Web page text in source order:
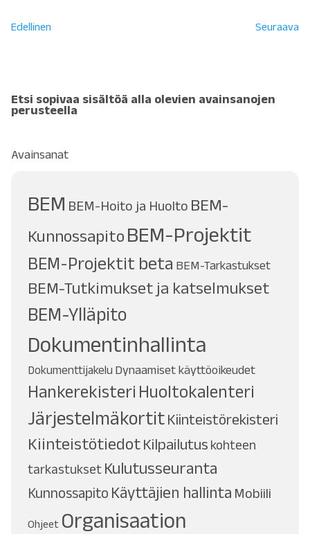
Post
Edellinen Seuraava
Etsi sopivaa sisältöä alla olevien avainsanojen
perusteella
Avainsanat
BEM BEM-Hoito ja Huolto BEM-
Kunnossapito BEM-Projektit
BEM-Projektit beta BEM-Tarkastukset
BEM-Tutkimukset ja katselmukset
BEM-Ylläpito
Dokumentinhallinta
Dokumenttijakelu Dynaamiset käyttöoikeudet
Hankerekisteri Huoltokalenteri
Järjestelmäkortit Kiinteistörekisteri
Kiinteistötiedot Kilpailutus kohteen
tarkastukset Kulutusseuranta
Kunnossapito Käyttäjien hallinta Mobiili
Ohjeet Organisaation